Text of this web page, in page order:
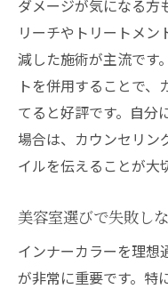
工夫
ブリーチな
ーカラー
美容室がす
自分に合うイン
美容室のカ
ける
肌色に合わ
ダメージが気になる方
リーチやトリートメ
減した施術が主流です
トを併用することで
てると好評です。自分
場合は、カウンセリン
イルを伝えることが大
美容室選びで失敗し
インナーカラーを理想
が非常に重要です。特